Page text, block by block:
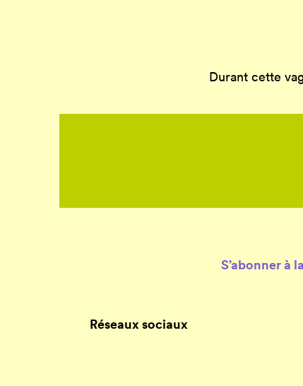
Durant cette
Réseaux sociaux
S’abonner à